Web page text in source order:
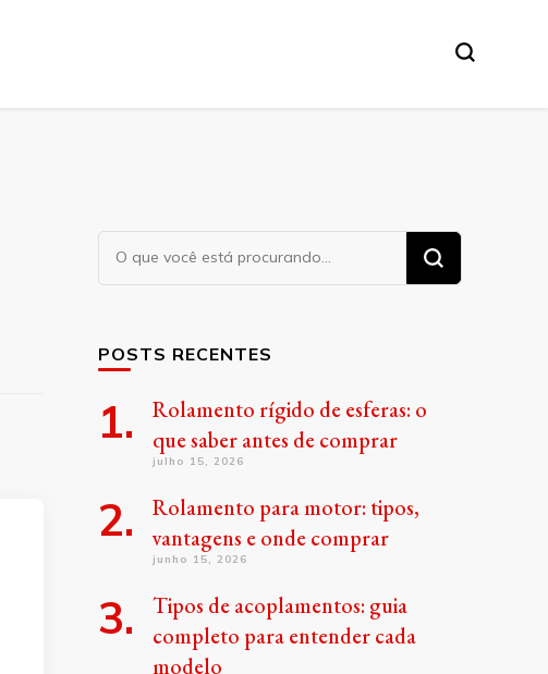
Procurando
algo?
POSTS RECENTES
Rolamento rígido de esferas: o
que saber antes de comprar
julho 15, 2026
Rolamento para motor: tipos,
vantagens e onde comprar
junho 15, 2026
Tipos de acoplamentos: guia
completo para entender cada
modelo